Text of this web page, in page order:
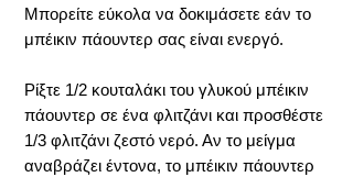
Μπορείτε εύκολα να δοκιμάσετε εάν το
μπέικιν πάουντερ σας είναι ενεργό.
Ρίξτε 1/2 κουταλάκι του γλυκού μπέικιν
πάουντερ σε ένα φλιτζάνι και προσθέστε
1/3 φλιτζάνι ζεστό νερό. Αν το μείγμα
αναβράζει έντονα, το μπέικιν πάουντερ